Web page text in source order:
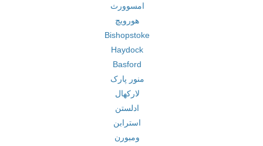
امسوورث
هورویچ
Bishopstoke
Haydock
Basford
منور پارک
لارکهال
ادلستن
استرابن
ومبورن